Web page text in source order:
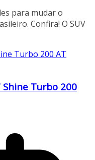
para mudar o
Confira! O SUV
Shine Turbo 200